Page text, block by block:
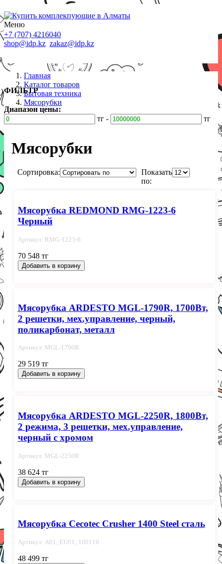
Меню
+7 (707) 4216040
shop@idp.kz zakaz@idp.kz
Главная
Каталог товаров
Бытовая техника
Мясорубки
ФИЛЬТР
Диапазон цены:
тг -
тг
Мясорубки
Сортировка:
Показать
по:
Мясорубка REDMOND RMG-1223-6
Черный
Артикул: RMG-1223-6
70 548 тг
Добавить в корзину
Мясорубка ARDESTO MGL-1790R, 1700Вт,
2 решетки, мех.управление, черный,
поликарбонат, металл
Артикул: MGL-1790R
29 519 тг
Добавить в корзину
Мясорубка ARDESTO MGL-2250R, 1800Вт,
2 режима, 3 решетки, мех.управление,
черный с хромом
Артикул: MGL-2250R
38 624 тг
Добавить в корзину
Мясорубка Cecotec Crusher 1400 Steel сталь
Артикул: A01_EU01_100110
48 499 тг